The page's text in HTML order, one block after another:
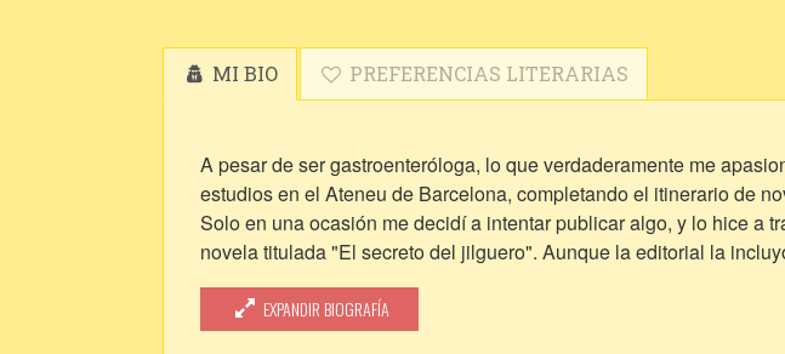
MI BIO PREFERENCIAS LITERARIAS
A pesar de ser gastroenteróloga, lo que verdaderamente me
estudios en el Ateneu de Barcelona, completando el itinerario de
Solo en una ocasión me decidí a intentar publicar algo, y lo hice a
novela titulada "El secreto del jilguero". Aunque la editorial la
una obra intimista.
Actualmente estoy inscrita en un curso de poesía que se imparte
Me encantaría dar a conocer algunos de mis cuentos.
EXPANDIR BIOGRAFÍA